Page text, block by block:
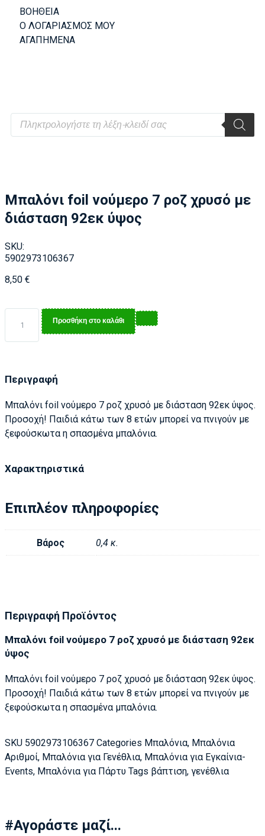
ΒΟΗΘΕΙΑ
Ο ΛΟΓΑΡΙΑΣΜΟΣ ΜΟΥ
ΑΓΑΠΗΜΕΝΑ
Μπαλόνι foil νούμερο 7 ροζ χρυσό με
διάσταση 92εκ ύψος
SKU:
5902973106367
8,50 €
Προσθήκη στο καλάθι
Περιγραφή
Μπαλόνι foil νούμερο 7 ροζ χρυσό με διάσταση 92εκ ύψος.
Προσοχή! Παιδιά κάτω των 8 ετών μπορεί να πνιγούν με
ξεφούσκωτα η σπασμένα μπαλόνια.
Χαρακτηριστικά
Επιπλέον πληροφορίες
Βάρος 0,4 κ.
Περιγραφή Προϊόντος
Μπαλόνι foil νούμερο 7 ροζ χρυσό με διάσταση 92εκ
ύψος
Μπαλόνι foil νούμερο 7 ροζ χρυσό με διάσταση 92εκ ύψος.
Προσοχή! Παιδιά κάτω των 8 ετών μπορεί να πνιγούν με
ξεφούσκωτα η σπασμένα μπαλόνια.
SKU 5902973106367 Categories Μπαλόνια, Μπαλόνια
Αριθμοί, Μπαλόνια για Γενέθλια, Μπαλόνια για Εγκαίνια-
Events, Μπαλόνια για Πάρτυ Tags βάπτιση, γενέθλια
#Αγοράστε μαζί...